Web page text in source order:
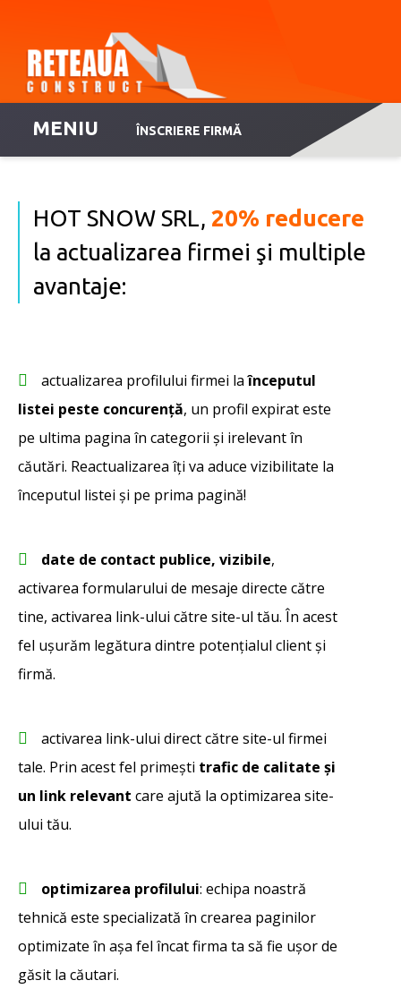
MENIU ÎNSCRIERE FIRMĂ
HOT SNOW SRL, 20% reducere
la actualizarea firmei şi multiple
avantaje:
actualizarea profilului firmei laînceputul
listei peste concurență, un profil expirat este
pe ultima pagina în categorii și irelevant în
căutări. Reactualizarea îți va aduce vizibilitate la
începutul listei și pe prima pagină!
date de contact publice, vizibile,
activarea formularului de mesaje directe către
tine, activarea link-ului către site-ul tău. În acest
fel ușurăm legătura dintre potențialul client și
firmă.
activarea link-ului direct către site-ul firmei
tale. Prin acest fel primești trafic de calitate și
un link relevant care ajută la optimizarea site-
ului tău.
optimizarea profilului: echipa noastră
tehnică este specializată în crearea paginilor
optimizate în așa fel încat firma ta să fie ușor de
găsit la căutari.